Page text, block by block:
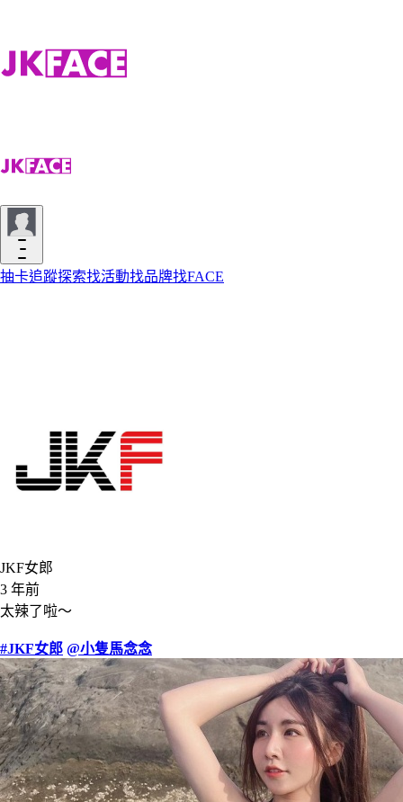
抽卡追蹤探索找活動找品牌找FACE
JKF女郎
3 年前
太辣了啦～
#JKF女郎 @小隻馬念念